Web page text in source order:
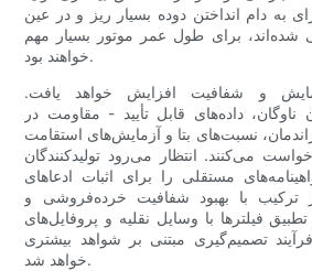
به دام انداختن دوده بسیار ریز و در عین
برای طول عمر موتور بسیار مهم
خواهند بود.
و شفافیت افزایش خواهد یافت.
داده‌های قابل تأیید - مقاومت در
نسبت‌های بتا و آزمایش‌های استقامت
می‌کنند. انتظار می‌رود تولیدکنندگان
مستقلی را برای اثبات ادعاهای
ترکیب با بهبود شفافیت خرده‌فروشی و
فیلترها با وسایل نقلیه و پروفایل‌های
تصمیم‌گیری مبتنی بر شواهد بیشتری
خواهد شد.